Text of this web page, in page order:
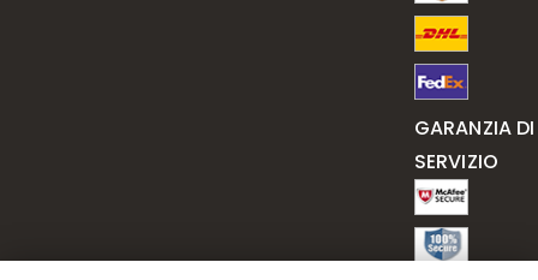
GARANZIA DI
SERVIZIO